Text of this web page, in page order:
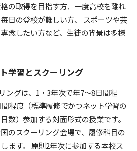
の取得を目指す方、一度高校を離れ
日の登校が難しい方、 スポーツや芸
念したい方など、生徒の背景は多様
学習とスクーリング
ングは、1・3年次で年7〜8日間程
程度（標準履修でかつネット学習の
数）参加する対面形式の授業です。
のスクーリング会場で、履修科目の
ます。 原則2年次に参加する本校ス